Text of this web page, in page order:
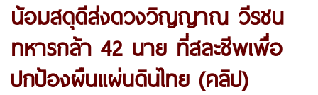
น้อมสดุดีส่งดวงวิญญาณ วีรชน
ทหารกล้า 42 นาย ที่สละชีพเพื่อ
ปกป้องผืนแผ่นดินไทย (คลิป)